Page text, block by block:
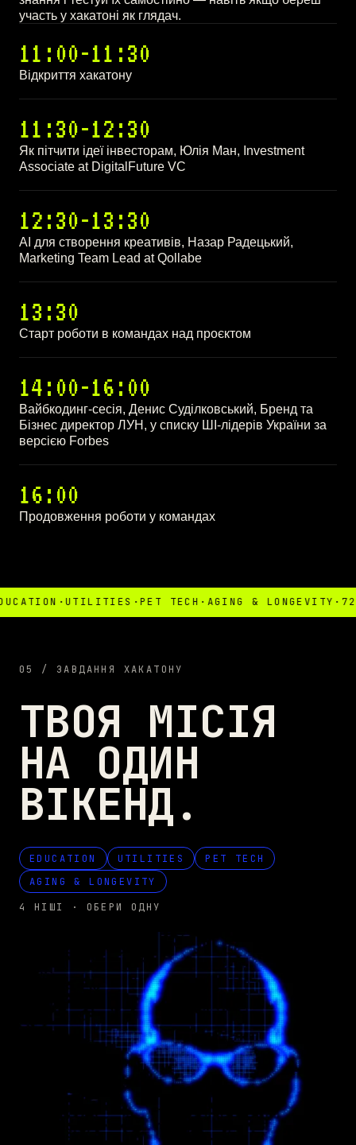
участь у хакатоні як глядач.
11:00-11:30
Відкриття хакатону
11:30-12:30
Як пітчити ідеї інвесторам, Юлія Ман, Investment
Associate at DigitalFuture VC
12:30-13:30
АІ для створення креативів, Назар Радецький,
Marketing Team Lead at Qollabe
13:30
Старт роботи в командах над проєктом
14:00-16:00
Вайбкодинг-сесія, Денис Суділковський, Бренд та
Бізнес директор ЛУН, у списку ШІ-лідерів України за
версією Forbes
16:00
Продовження роботи у командах
·UTILITIES·PET TECH ·AGING & LONGEVITY·72
05 / ЗАВДАННЯ ХАКАТОНУ
ТВОЯ МІСІЯ
НА ОДИН
ВІКЕНД.
EDUCATION UTILITIES
PET TECH
AGING & LONGEVITY
4 НІШІ · ОБЕРИ ОДНУ